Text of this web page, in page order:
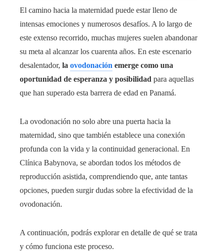
El camino hacia la maternidad puede estar lleno de
intensas emociones y numerosos desafíos. A lo largo de
este extenso recorrido, muchas mujeres suelen abandonar
su meta al alcanzar los cuarenta años. En este escenario
desalentador, la ovodonación emerge como una
oportunidad de esperanza y posibilidad para aquellas
que han superado esta barrera de edad en Panamá.
La ovodonación no solo abre una puerta hacia la
maternidad, sino que también establece una conexión
profunda con la vida y la continuidad generacional. En
Clínica Babynova, se abordan todos los métodos de
reproducción asistida, comprendiendo que, ante tantas
opciones, pueden surgir dudas sobre la efectividad de la
ovodonación.
A continuación, podrás explorar en detalle de qué se trata
y cómo funciona este proceso.